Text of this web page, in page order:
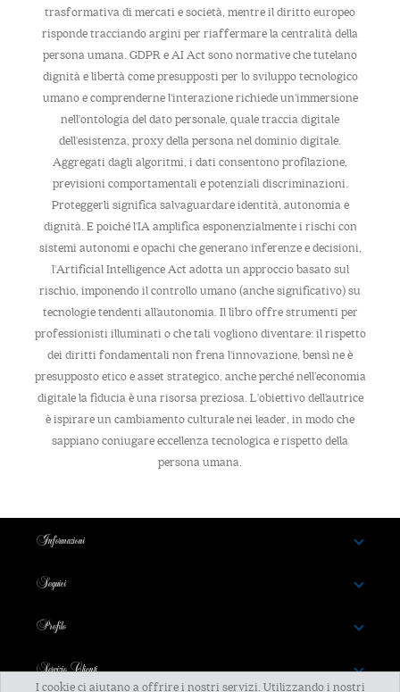
trasformativa di mercati e società, mentre il diritto europeo
risponde tracciando argini per riaffermare la centralità della
persona umana. GDPR e AI Act sono normative che tutelano
dignità e libertà come presupposti per lo sviluppo tecnologico
umano e comprenderne l'interazione richiede un'immersione
nell'ontologia del dato personale, quale traccia digitale
dell'esistenza, proxy della persona nel dominio digitale.
Aggregati dagli algoritmi, i dati consentono profilazione,
previsioni comportamentali e potenziali discriminazioni.
Proteggerli significa salvaguardare identità, autonomia e
dignità. E poiché l'IA amplifica esponenzialmente i rischi con
sistemi autonomi e opachi che generano inferenze e decisioni,
l'Artificial Intelligence Act adotta un approccio basato sul
rischio, imponendo il controllo umano (anche significativo) su
tecnologie tendenti all'autonomia. Il libro offre strumenti per
professionisti illuminati o che tali vogliono diventare: il rispetto
dei diritti fondamentali non frena l'innovazione, bensì ne è
presupposto etico e asset strategico, anche perché nell'economia
digitale la fiducia è una risorsa preziosa. L'obiettivo dell'autrice
è ispirare un cambiamento culturale nei leader, in modo che
sappiano coniugare eccellenza tecnologica e rispetto della
persona umana.
Informazioni
Seguici
Profilo
Servizio Clienti
I cookie ci aiutano a offrire i nostri servizi. Utilizzando i nostri